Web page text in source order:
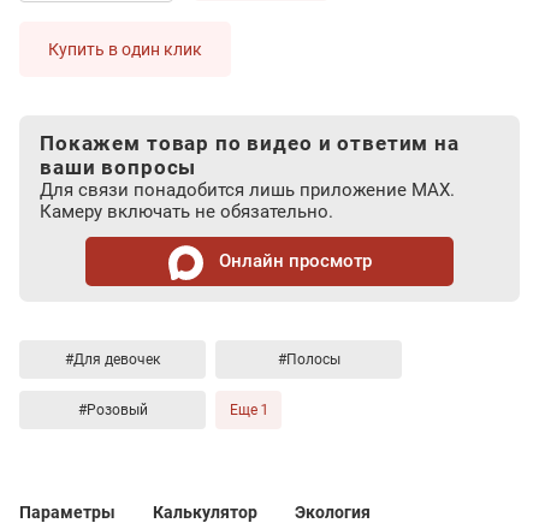
Купить в один клик
Покажем товар по видео и ответим на
ваши вопросы
Для связи понадобится лишь приложение MAX.
Камеру включать не обязательно.
Онлайн просмотр
#Для девочек #Полосы
#Розовый Еще 1
Параметры Калькулятор Экология